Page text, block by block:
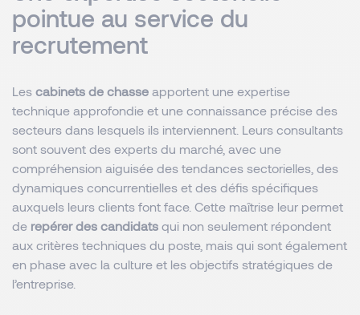
pointue au service du
recrutement
Les cabinets de chasse apportent une expertise
technique approfondie et une connaissance précise des
secteurs dans lesquels ils interviennent. Leurs consultants
sont souvent des experts du marché, avec une
compréhension aiguisée des tendances sectorielles, des
dynamiques concurrentielles et des défis spécifiques
auxquels leurs clients font face. Cette maîtrise leur permet
de repérer des candidats qui non seulement répondent
aux critères techniques du poste, mais qui sont également
en phase avec la culture et les objectifs stratégiques de
l’entreprise.